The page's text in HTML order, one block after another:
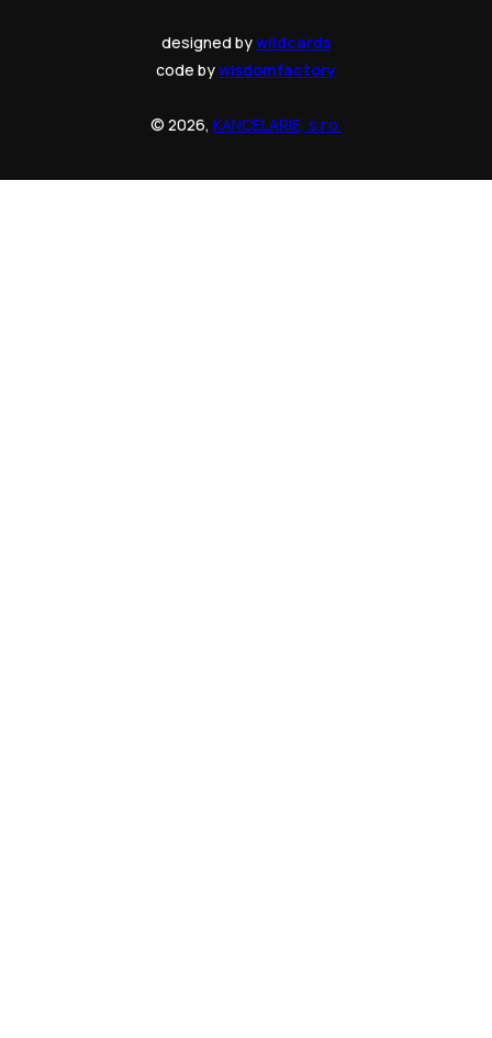
designed bywildcards
code bywisdomfactory
© 2026, KANCELARIE, s.r.o.